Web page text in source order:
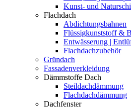
Kunst- und
Flachdach
Abdichtungsbahnen
Flüssigkunststoff &
Entwässerung |
Flachdachzubehör
Gründach
Fassadenverkleidung
Dämmstoffe Dach
Steildachdämmung
Flachdachdämmung
Dachfenster